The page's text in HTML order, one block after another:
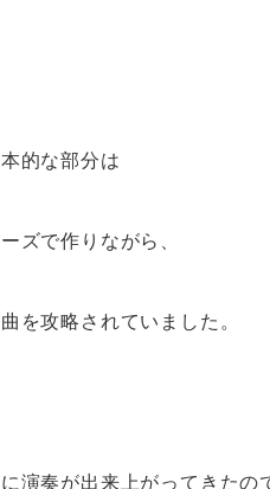
的な部分は
ズで作りながら、
を攻略されていました。
演奏が出来上がってきたの